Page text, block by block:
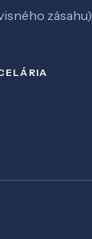
zásahu)